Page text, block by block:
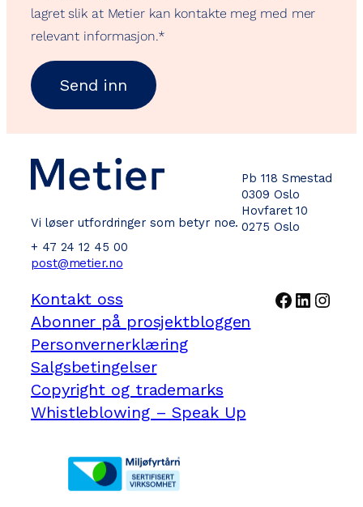
lagret slik at Metier kan kontakte meg med mer
relevant informasjon.*
Vi løser utfordringer som betyr noe.
+ 47 24 12 45 00
post@metier.no
Pb 118 Smestad
0309 Oslo
Hovfaret 10
0275 Oslo
Kontakt oss
Abonner på prosjektbloggen
Personvernerklæring
Salgsbetingelser
Copyright og trademarks
Whistleblowing – Speak Up
Facebook